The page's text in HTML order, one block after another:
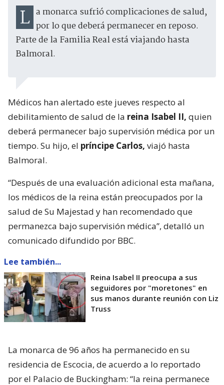
La monarca sufrió complicaciones de salud, por lo que deberá permanecer en reposo.
Parte de la Familia Real está viajando hasta
Balmoral.
Médicos han alertado este jueves respecto al
debilitamiento de salud de la reina Isabel II, quien
deberá permanecer bajo supervisión médica por un
tiempo. Su hijo, el príncipe Carlos, viajó hasta
Balmoral.
“Después de una evaluación adicional esta mañana,
los médicos de la reina están preocupados por la
salud de Su Majestad y han recomendado que
permanezca bajo supervisión médica”, detalló un
comunicado difundido por BBC.
Lee también...
Reina Isabel II preocupa a sus
seguidores por "moretones" en
sus manos durante reunión con Liz
Truss
La monarca de 96 años ha permanecido en su
residencia de Escocia, de acuerdo a lo reportado
por el Palacio de Buckingham: “la reina permanece